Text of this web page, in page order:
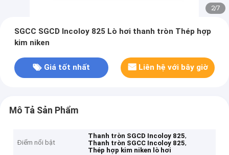
2/7
SGCC SGCD Incoloy 825 Lò hơi thanh tròn Thép hợp
kim niken
Giá tốt nhất Liên hệ với bây giờ
Mô Tả Sản Phẩm
Điểm nổi bật
Thanh tròn SGCD Incoloy 825,
Thanh tròn SGCC Incoloy 825,
Thép hợp kim niken lò hơi